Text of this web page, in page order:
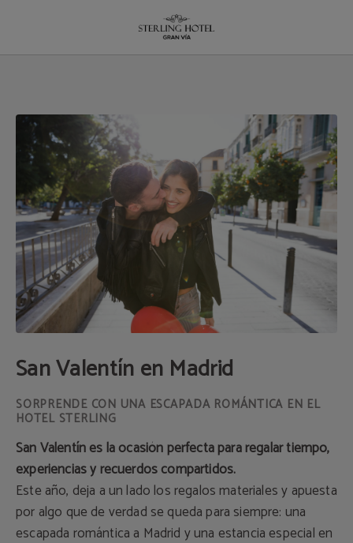
San Valentín en Madrid
SORPRENDE CON UNA ESCAPADA ROMÁNTICA EN EL
HOTEL STERLING
San Valentín es la ocasión perfecta para regalar tiempo,
experiencias y recuerdos compartidos.
Este año, deja a un lado los regalos materiales y apuesta
por algo que de verdad se queda para siempre: una
escapada romántica a Madrid y una estancia especial en